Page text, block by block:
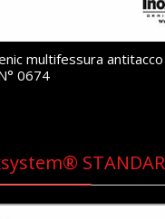
multifessura
0674